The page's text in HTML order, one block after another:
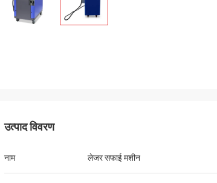
उत्पाद विवरण
नाम लेजर सफाई मशीन